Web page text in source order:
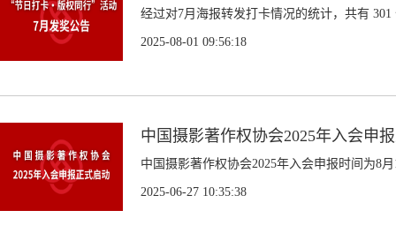
经过对7月海报转发打卡情况的统计，共有
2025-08-01 09:56:18
中国摄影著作权协会2025年入会申
中国摄影著作权协会2025年入会申报时间为8
2025-06-27 10:35:38